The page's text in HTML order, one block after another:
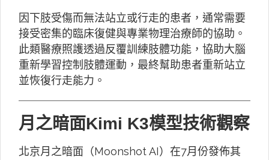
因下肢受傷而無法站立或行走的患者，通常需要
接受密集的臨床復健與專業物理治療師的協助。
此類醫療照護透過反覆訓練肢體功能，協助大腦
重新學習控制肢體運動，最終幫助患者重新站立
並恢復行走能力。
月之暗面Kimi K3模型技術觀察
北京月之暗面（Moonshot AI）在7月份發佈其